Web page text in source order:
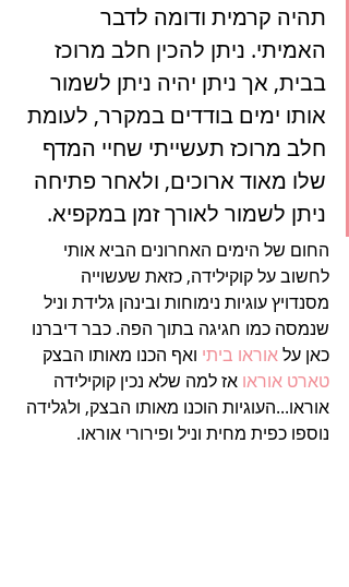
תהיה קרמית ודומה לדבר
האמיתי. ניתן להכין חלב מרוכז
בבית, אך ניתן יהיה ניתן לשמור
אותו ימים בודדים במקרר, לעומת
חלב מרוכז תעשייתי שחיי המדף
שלו מאוד ארוכים, ולאחר פתיחה
ניתן לשמור לאורך זמן במקפיא.
החום של הימים האחרונים הביא אותי
לחשוב על קוקילידה, כזאת שעשוייה
מסנדויץ עוגיות נימוחות ובינהן גלידת וניל
שנמסה כמו חגיגה בתוך הפה. כבר דיברנו
כאן על אוראו ביתי ואף הכנו מאותו הבצק
טארט אוראו אז למה שלא נכין קוקילידה
אוראו...העוגיות הוכנו מאותו הבצק, ולגלידה
נוספו כפית מחית וניל ופירורי אוראו.